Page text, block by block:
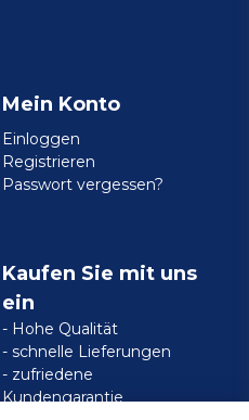
Mein Konto
Einloggen
Registrieren
Passwort vergessen?
Kaufen Sie mit uns
ein
- Hohe Qualität
- schnelle Lieferungen
- zufriedene
Kundengarantie